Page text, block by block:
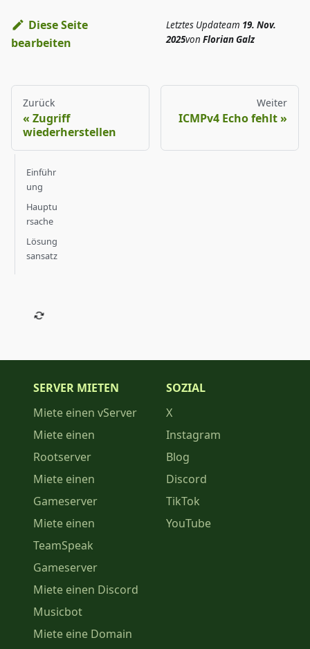
Diese Seite
bearbeiten
Letztes Updateam 19. Nov.
2025von Florian Galz
Zurück
Zugriff
wiederherstellen
Weiter
ICMPv4 Echo fehlt
Einführ
ung
Hauptu
rsache
Lösung
sansatz
SERVER MIETEN
Miete einen vServer
Miete einen
Rootserver
Miete einen
Gameserver
Miete einen
TeamSpeak
Gameserver
Miete einen Discord
Musicbot
Miete eine Domain
SOZIAL
X
Instagram
Blog
Discord
TikTok
YouTube